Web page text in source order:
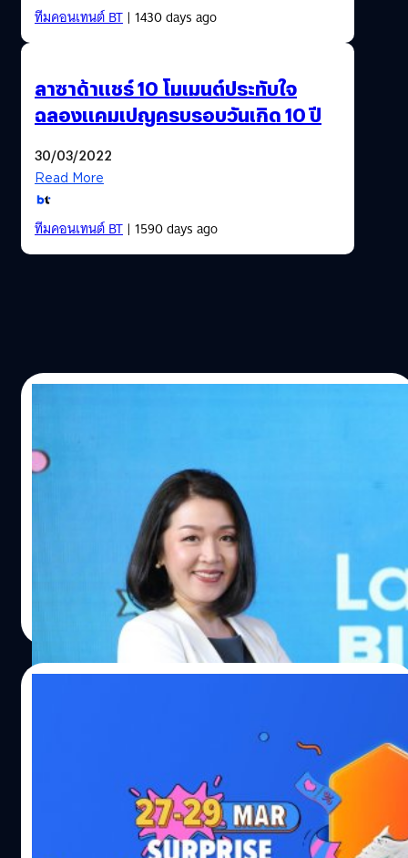
ทีมคอนเทนต์ BT| 1430 days ago
ลาซาด้าแชร์ 10 โมเมนต์ประทับใจ
ฉลองแคมเปญครบรอบวันเกิด 10 ปี
30/03/2022
Read More
ทีมคอนเทนต์ BT| 1590 days ago
อีคอมเมิร์ซ!
Lazada นับว่าเป็นหนึ่งในแพลตฟอร์มอีคอมเมิร์ซยอดนิยมที่
เวลาอยากได้อะไร อยากซื้ออะไรเราก็จะพุ่งตัวไปที่นี่ เพราะ
ต้องบอกว่า Lazada นั้นมีสินค้าที่ครบครันตรงตามความ
ต้องการของลูกค้าหลายกลุ่ม อีกทั้งยังมีความสะดวกรวดเร็ว
ในการจัดส่งอีกด้วย ซึ่งในปีนี้ก็เป็นปีที่ฉลองครบรอบ 9 ปีที่
Lazada ได้เปิดให้บริการในไทย และฉลองความสำเร็จอีกขั้น
ด้วยยอดผู้ใช้งานที่พุ่งสูงถึง 100 ล้านรายต่อปี! ทาง Lazada
ได้เผยว่าในช่วงปี 2020 ภาพรวมของบริษัทในการเติบโตนั้นสูง
ขึ้นจากปีก่อนหน้าถึง 2 เท่าตัว และมียอดการใช้จ่ายต่อผู้ใช้
ได้ นอกจากนี้ ธนิดา ซุยวัฒนา ประธานเจ้าหน้าที่บริหารฝ่าย
ธุรกิจ บริษัท ลาซาด้า จำกัด (ประเทศไทย) ยังได้กล่าวกับ
สื่อมวลชนว่า ภาพรวมของอีคอมเมิร์ซในปี 2020 ของ
ประเทศไทยมีมูลค่าอยู่ที่ราว 3 แสนล้านบาท หรือเติบโตที่ราว
85% ส่วนในปีนี้คาดว่าจะโตได้สูงถึง 400,000 ล้านบาท โดย
ไทยเป็นประเทศลำดับที่ 2…
มนัสวี จิตตเกษม| 1957 days ago
ช้อป ครบรอบ 9 ปี ช้อปพร้อมโปรลดจัดหนัก
เข้าสู่มหกรรมการช้อปครั้งยิ่งใหญ่อีกครั้ง! เมื่อ Lazada จัด
แคมเปญครบรอบ 9 ปี เตรียมขนสินค้ามากมายมาให้คุณเลือก
ช้อปอย่างจัดหนักจัดเต็ม ไม่ว่าจะเป็นของใช้ภายในบ้าน อุปก